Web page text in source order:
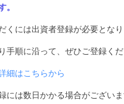
。
くには出資者登録が必要となり
手順に沿って、ぜひご登録くだ
細はこちらから
には数日かかる場合がございま